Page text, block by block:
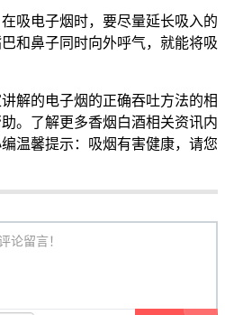
吸电子烟时，要尽量延长吸入的
和鼻子同时向外呼气，就能将吸
解的电子烟的正确吞吐方法的相
。了解更多香烟白酒相关资讯内
温馨提示：吸烟有害健康，请您
论留言！